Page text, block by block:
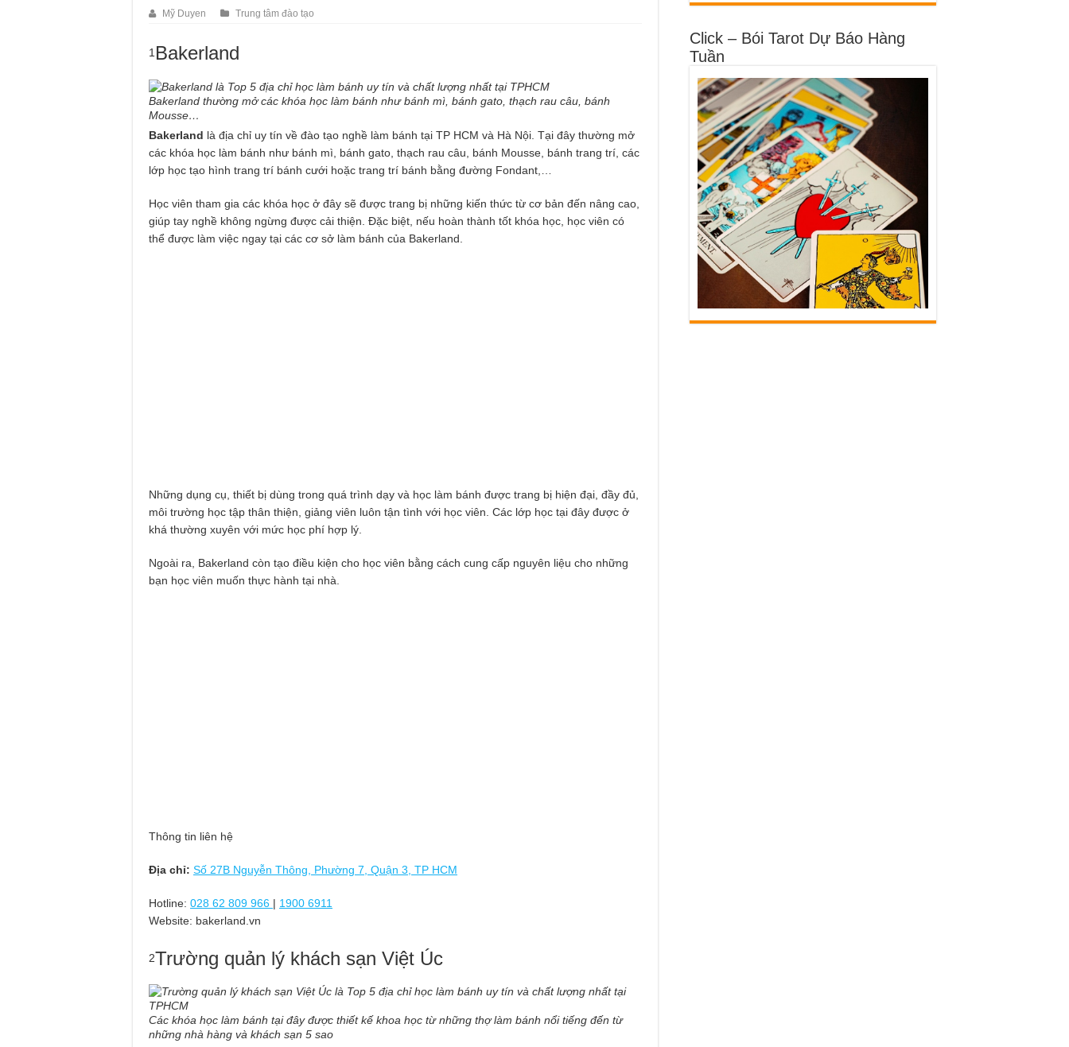
Mỹ Duyen Trung tâm đào tạo
1 Bakerland
Bakerland thường mở các khóa học làm bánh như bánh mì, bánh gato, thạch rau câu, bánh
Mousse…
Bakerland là địa chỉ uy tín về đào tạo nghề làm bánh tại TP HCM và Hà Nội. Tại đây thường mở
các khóa học làm bánh như bánh mì, bánh gato, thạch rau câu, bánh Mousse, bánh trang trí, các
lớp học tạo hình trang trí bánh cưới hoặc trang trí bánh bằng đường Fondant,…
Học viên tham gia các khóa học ở đây sẽ được trang bị những kiến thức từ cơ bản đến nâng cao,
giúp tay nghề không ngừng được cải thiện. Đặc biệt, nếu hoàn thành tốt khóa học, học viên có
thể được làm việc ngay tại các cơ sở làm bánh của Bakerland.
Những dụng cụ, thiết bị dùng trong quá trình dạy và học làm bánh được trang bị hiện đại, đầy đủ,
môi trường học tập thân thiện, giảng viên luôn tận tình với học viên. Các lớp học tại đây được ở
khá thường xuyên với mức học phí hợp lý.
Ngoài ra, Bakerland còn tạo điều kiện cho học viên bằng cách cung cấp nguyên liệu cho những
bạn học viên muốn thực hành tại nhà.
Thông tin liên hệ
Địa chỉ: Số 27B Nguyễn Thông, Phường 7, Quận 3, TP HCM
Hotline: 028 62 809 966 | 1900 6911
Website: bakerland.vn
2Trường quản lý khách sạn Việt Úc
Các khóa học làm bánh tại đây được thiết kế khoa học từ những thợ làm bánh nổi tiếng đến từ
những nhà hàng và khách sạn 5 sao
Click – Bói Tarot Dự Báo Hàng
Tuần